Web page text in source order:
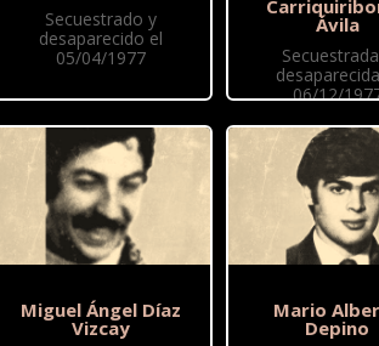
Secuestrado y
desaparecido el
05/04/1977
Miguel Ángel Díaz
Vizcay
Ávila
06/12/
Mario
Depino